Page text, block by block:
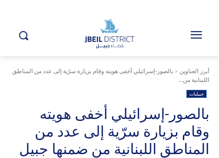
أبرز العناوين
بالصور-إسرائيلي أخفى هويته وقام بزيارة سرّية إلى عدد من المناطق
اللبنانية من...
جبيليات
بالصور-إسرائيلي أخفى هويته
وقام بزيارة سرّية إلى عدد من
المناطق اللبنانية من ضمنها جبيل